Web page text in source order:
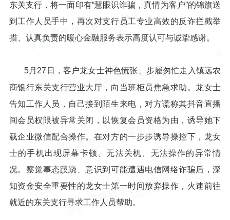
东关支行，将一面印有“慧眼识诈骗，真情为客户”的锦旗送
到工作人员手中，再次对支行员工专业高效的反诈拦截举
措、认真负责的暖心金融服务表示高度认可与诚挚感谢。
5月27日，客户龙女士神色慌张、步履匆忙走入镇远农
商银行东关支行营业大厅，向当班柜员焦急求助。龙女士
告知工作人员，自己接到陌生来电，对方谎称其抖音直播
间会员权限被异常关闭，以恢复会员资格为由，诱导她下
载企业微信配合操作。在对方的一步步诱导操控下，龙女
士的手机出现屏幕卡顿、无法关机、无法操作的异常情
况。察觉事态蹊跷、意识到可能遭遇电信网络诈骗后，深
知资金安全重要性的龙女士第一时间放弃操作，火速前往
就近的东关支行寻求工作人员帮助。